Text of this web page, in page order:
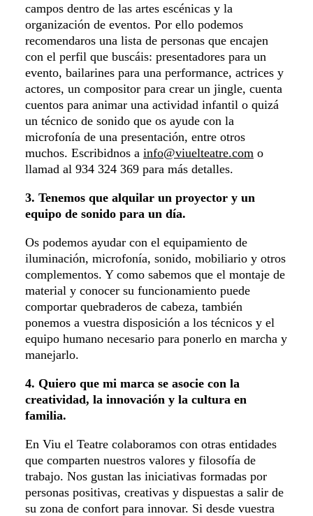
campos dentro de las artes escénicas y la
organización de eventos. Por ello podemos
recomendaros una lista de personas que encajen
con el perfil que buscáis: presentadores para un
evento, bailarines para una performance, actrices y
actores, un compositor para crear un jingle, cuenta
cuentos para animar una actividad infantil o quizá
un técnico de sonido que os ayude con la
microfonía de una presentación, entre otros
muchos. Escribidnos a info@viuelteatre.com o
llamad al 934 324 369 para más detalles.
3. Tenemos que alquilar un proyector y un
equipo de sonido para un día.
Os podemos ayudar con el equipamiento de
iluminación, microfonía, sonido, mobiliario y otros
complementos. Y como sabemos que el montaje de
material y conocer su funcionamiento puede
comportar quebraderos de cabeza, también
ponemos a vuestra disposición a los técnicos y el
equipo humano necesario para ponerlo en marcha y
manejarlo.
4. Quiero que mi marca se asocie con la
creatividad, la innovación y la cultura en
familia.
En Viu el Teatre colaboramos con otras entidades
que comparten nuestros valores y filosofía de
trabajo. Nos gustan las iniciativas formadas por
personas positivas, creativas y dispuestas a salir de
su zona de confort para innovar. Si desde vuestra